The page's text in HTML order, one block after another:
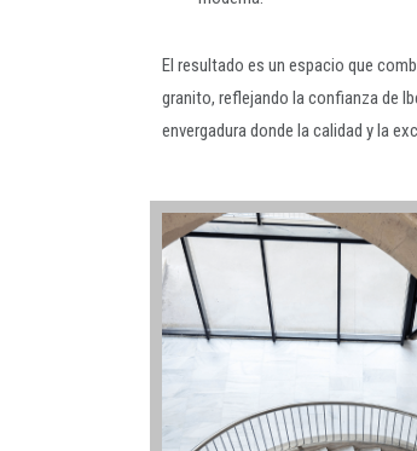
El resultado es un espacio que
granito, reflejando la confianza de
envergadura donde la calidad y la